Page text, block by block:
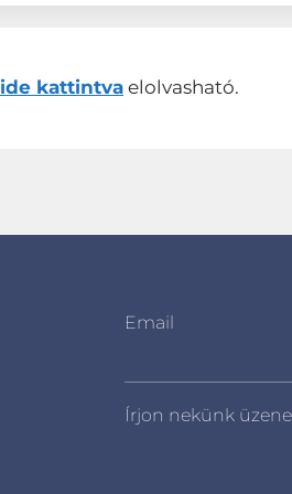
ide kattintva elolvasható.
Email
Írjon nekünk